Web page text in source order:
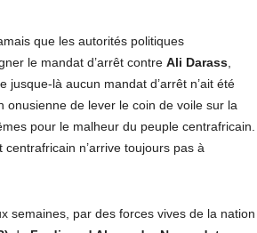
que les autorités politiques
le mandat d’arrêt contre Ali Darass
là aucun mandat d’arrêt n’ait été
de lever le coin de voile sur la
pour le malheur du peuple centrafricain.
n’arrive toujours pas à
semaines, par des forces vives de la nation